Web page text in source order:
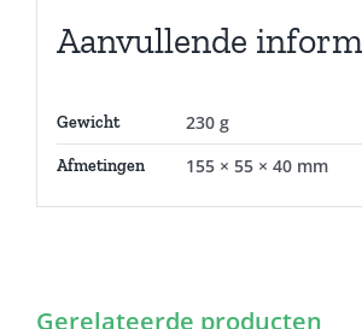
Aanvullende
Gewicht 230 g
Afmetingen 155 × 55 × 40 mm
Gerelateerde producten